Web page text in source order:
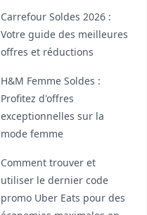
Carrefour Soldes 2026 :
Votre guide des meilleures
offres et réductions
H&M Femme Soldes :
Profitez d'offres
exceptionnelles sur la
mode femme
Comment trouver et
utiliser le dernier code
promo Uber Eats pour des